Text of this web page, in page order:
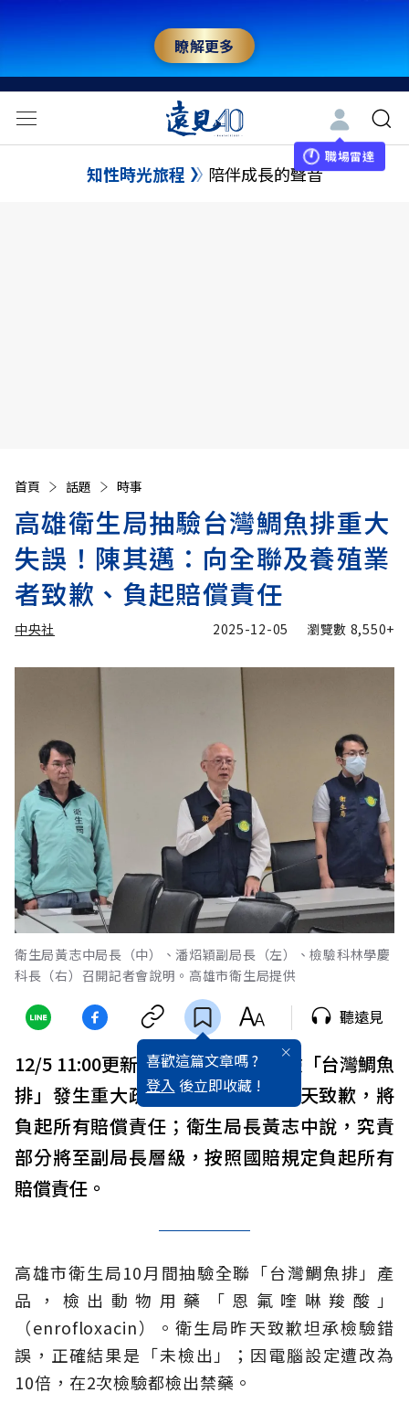
瞭解更多
職場雷達
知性時光旅程 陪伴成長的聲音
首頁 話題 時事
高雄衛生局抽驗台灣鯛魚排重大
失誤！陳其邁：向全聯及養殖業
者致歉、負起賠償責任
中央社 2025-12-05 瀏覽數 8,550+
衛生局黃志中局長（中）、潘炤穎副局長（左）、檢驗科林學慶
科長（右）召開記者會說明。高雄市衛生局提供
喜歡這篇文章嗎 ?
登入 後立即收藏 !
聽遠見
12/5 11:00更新：高雄市衛生局檢驗「台灣鯛魚
排」發生重大疏失，市長陳其邁
今天致歉，將
負起所有賠償責任；衛生局長黃志中說，究責
部分將至副局長層級，按照國賠規定負起所有
賠償責任。
高雄市衛生局10月間抽驗全聯「台灣鯛魚排」產
品，檢出動物用藥「恩氟喹啉羧酸」
（enrofloxacin）。衛生局昨天致歉坦承檢驗錯
誤，正確結果是「未檢出」；因電腦設定遭改為
10倍，在2次檢驗都檢出禁藥。